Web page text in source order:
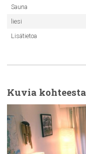
Sauna
liesi
Lisätietoa
Kuvia kohteesta